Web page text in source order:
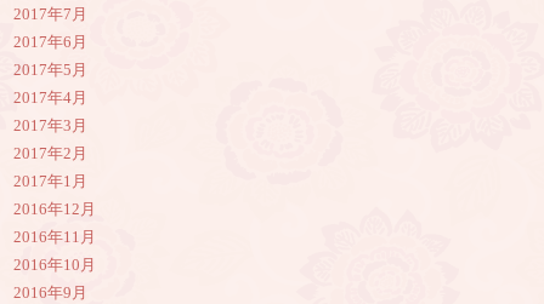
2017年7月
2017年6月
2017年5月
2017年4月
2017年3月
2017年2月
2017年1月
2016年12月
2016年11月
2016年10月
2016年9月